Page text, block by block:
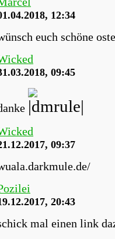
12:34
euch schöne
09:45
09:37
20:43
mal einen link